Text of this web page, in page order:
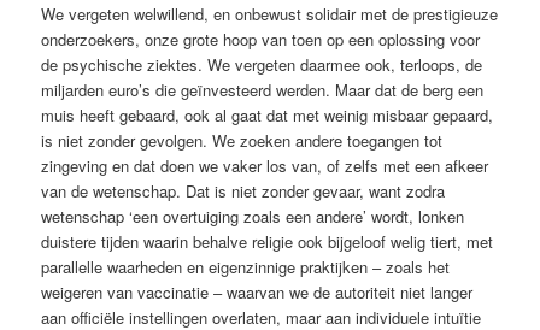
We vergeten welwillend, en onbewust solidair met de prestigieuze
onderzoekers, onze grote hoop van toen op een oplossing voor
de psychische ziektes. We vergeten daarmee ook, terloops, de
miljarden euro’s die geïnvesteerd werden. Maar dat de berg een
muis heeft gebaard, ook al gaat dat met weinig misbaar gepaard,
is niet zonder gevolgen. We zoeken andere toegangen tot
zingeving en dat doen we vaker los van, of zelfs met een afkeer
van de wetenschap. Dat is niet zonder gevaar, want zodra
wetenschap ‘een overtuiging zoals een andere’ wordt, lonken
duistere tijden waarin behalve religie ook bijgeloof welig tiert, met
parallelle waarheden en eigenzinnige praktijken – zoals het
weigeren van vaccinatie – waarvan we de autoriteit niet langer
aan officiële instellingen overlaten, maar aan individuele intuïtie